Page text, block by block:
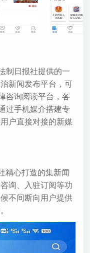
制日报社提供的一
新闻发布平台，可
咨询阅读平台，各
过手机媒介搭建专
户直接对接的新媒
精心打造的集新闻
询、入驻订阅等功
不间断向用户提供